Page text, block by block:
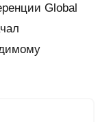
Global